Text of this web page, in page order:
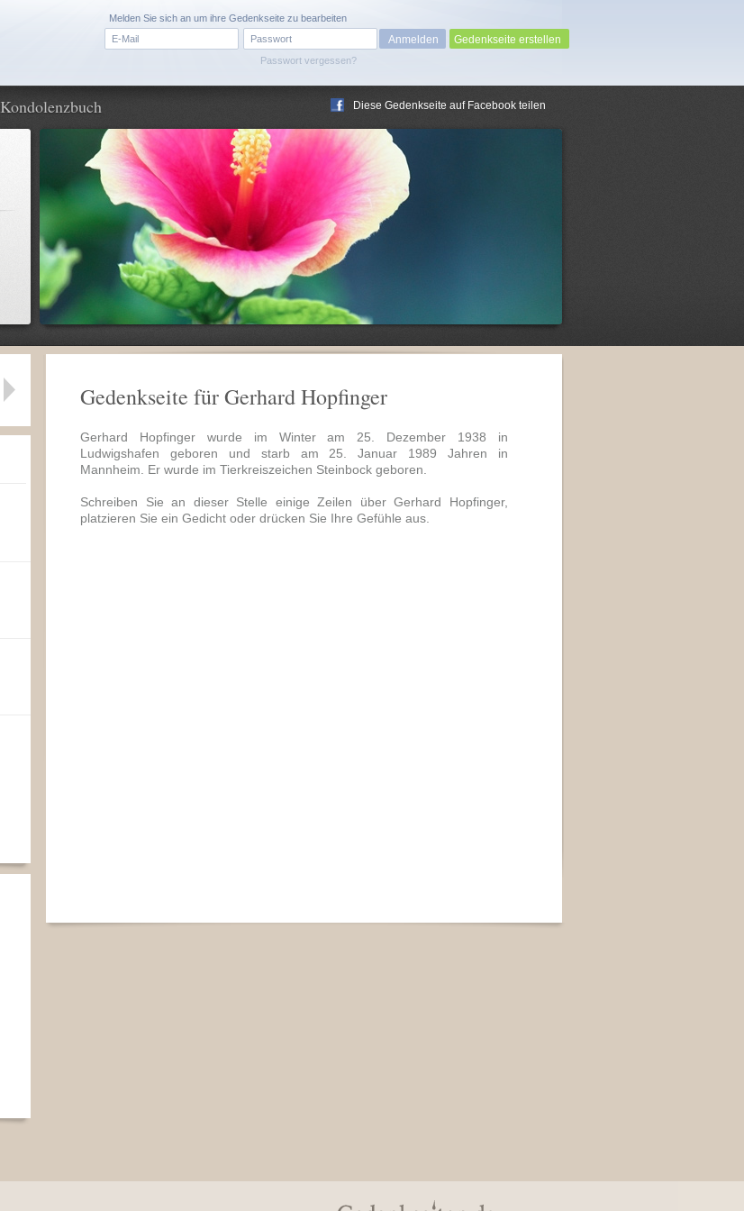
Passwort vergessen?
Melden Sie sich an um ihre Gedenkseite zu bearbeiten
Gedenkseite erstellen
Kondolenzbuch Diese Gedenkseite auf Facebook teilen
Gedenkseite für Gerhard Hopfinger
Gerhard Hopfinger wurde im Winter am 25. Dezember 1938 in
Ludwigshafen geboren und starb am 25. Januar 1989 Jahren in
Mannheim. Er wurde im Tierkreiszeichen Steinbock geboren.
Schreiben Sie an dieser Stelle einige Zeilen über Gerhard Hopfinger,
platzieren Sie ein Gedicht oder drücken Sie Ihre Gefühle aus.